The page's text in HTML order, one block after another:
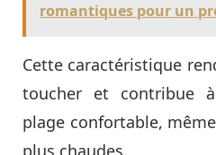
romantiques pour un
Cette caractéristique
toucher et contribue
plage confortable,